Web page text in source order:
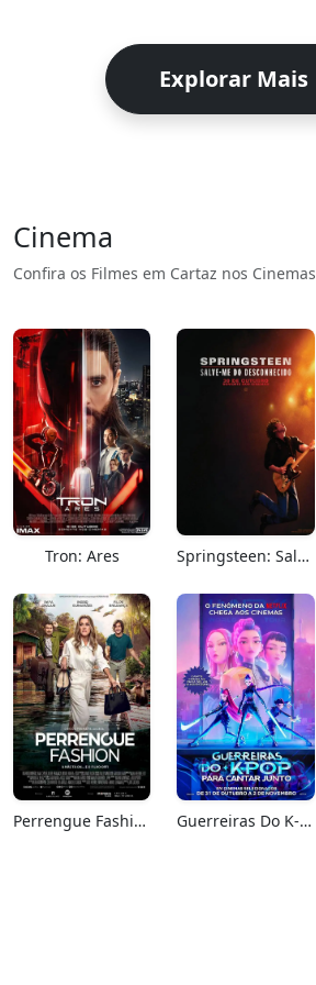
Explorar Mais
Cinema
Confira os Filmes em Cartaz nos Cinemas
Tron: Ares Springsteen: Salve-me Do Desconhecido
Perrengue Fashion Guerreiras Do K-Pop: Para Cantar Junto